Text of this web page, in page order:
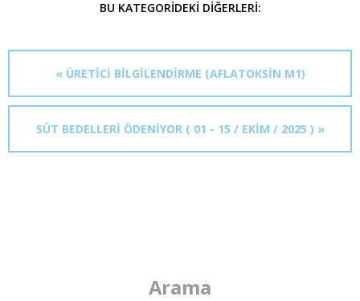
BU KATEGORIDEKI DIĞERLERI:
« ÜRETİCİ BİLGİLENDİRME (AFLATOKSİN M1)
SÜT BEDELLERİ ÖDENİYOR ( 01 - 15 / EKİM / 2025 ) »
Arama